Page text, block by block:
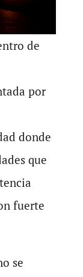
de
por
donde
que
fuerte
se